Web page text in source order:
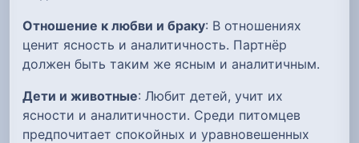
Отношение к любви и браку: В отношениях
ценит ясность и аналитичность. Партнёр
должен быть таким же ясным и аналитичным.
Дети и животные: Любит детей, учит их
ясности и аналитичности. Среди питомцев
предпочитает спокойных и уравновешенных